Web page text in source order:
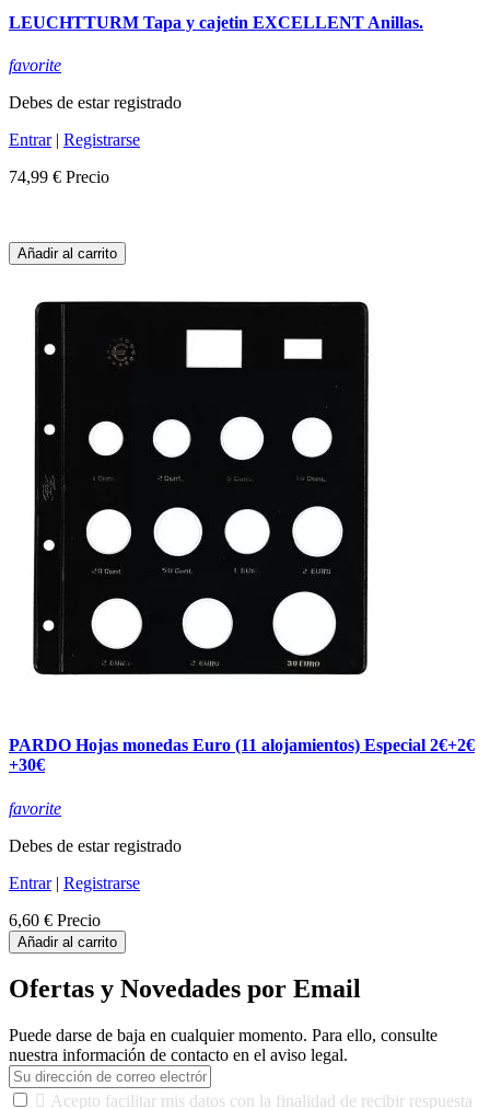
LEUCHTTURM Tapa y cajetin EXCELLENT Anillas.
favorite
Debes de estar registrado
Entrar| Registrarse
74,99 € Precio
Añadir al carrito
PARDO Hojas monedas Euro (11 alojamientos) Especial 2€+2€
+30€
favorite
Debes de estar registrado
Entrar| Registrarse
6,60 € Precio
Añadir al carrito
Ofertas y Novedades por Email
Puede darse de baja en cualquier momento. Para ello, consulte
nuestra información de contacto en el aviso legal.
 Acepto facilitar mis datos con la finalidad de recibir respuesta